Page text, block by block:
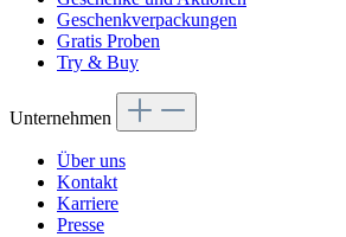
Geschenkverpackungen
Gratis Proben
Try & Buy
Unternehmen
Über uns
Kontakt
Karriere
Presse